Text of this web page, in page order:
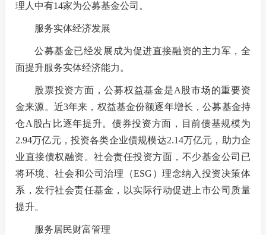
理人中有14家为公募基金公司。
服务实体经济发展
公募基金已经发展成为促进直接融资的主力军，全
面提升服务实体经济能力。
股票投资方面，公募权益基金是A股市场的重要资
金来源。近3年来，权益基金份额逐年增长，公募基金持
仓A股占比逐年提升。债券投资方面，目前债基规模为
2.94万亿元，投资各类企业债规模达2.14万亿元，助力企
业直接债权融资。社会责任投资方面，不少基金公司已
将环境、社会和公司治理（ESG）理念纳入投资决策体
系，发行社会责任基金，以实际行动促进上市公司质量
提升。
服务居民财富管理